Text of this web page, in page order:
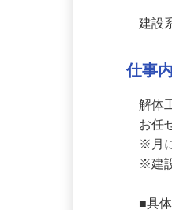
解体
お任
※月